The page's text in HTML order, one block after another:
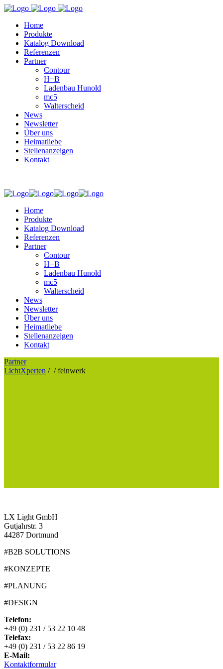
Home
Produkte
Katalog Download
Referenzen
Partner
Contour
H+B
Ladenbau Hunold
mc5
Walterscheid
News
Newsletter
Über uns
Heimatliebe
Stellenanzeigen
Kontakt
Home
Produkte
Katalog Download
Referenzen
Partner
Contour
H+B
Ladenbau Hunold
mc5
Walterscheid
News
Newsletter
Über uns
Heimatliebe
Stellenanzeigen
Kontakt
Partner
LichtXperten / /feinwerk
LX Light GmbH
Gutjahrstr. 3
44287 Dortmund
#B2B SOLUTIONS
#KONZEPTE
#PLANUNG
#DESIGN
Telefon:
+49 (0) 231 / 53 22 10 48
Telefax:
+49 (0) 231 / 53 22 86 19
E-Mail:
Kontaktformular